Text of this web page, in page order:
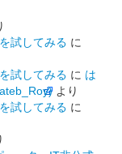
試してみる に
試してみる に は
より
試してみる に